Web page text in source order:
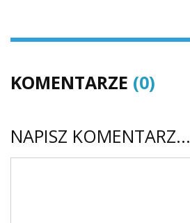
KOMENTARZE (0)
NAPISZ KOMENTARZ...